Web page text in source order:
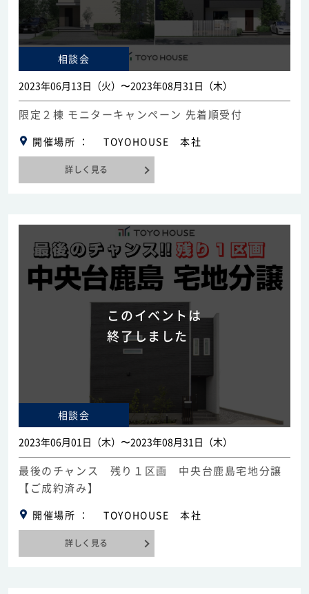
相談会
2023年06月13日（火）〜2023年08月31日（木）
限定２棟 モニターキャンペーン 先着順受付
開催場所 TOYOHOUSE 本社
詳しく見る
このイベントは
終了しました
相談会
2023年06月01日（木）〜2023年08月31日（木）
最後のチャンス 残り１区画 中央台鹿島宅地分譲
【ご成約済み】
開催場所 TOYOHOUSE 本社
詳しく見る